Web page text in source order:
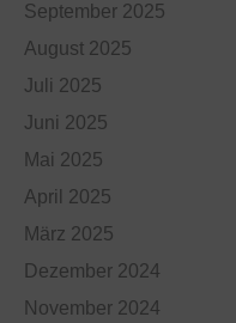
September 2025
August 2025
Juli 2025
Juni 2025
Mai 2025
April 2025
März 2025
Dezember 2024
November 2024